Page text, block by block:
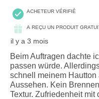
ACHETEUR VÉRIFIÉ
A REÇU UN PRODUIT
il y a 3 mois
Beim Auftragen dachte
passen würde.
schnell meinem
Aussehen. Kein
Textur. Zufriedenheit mit